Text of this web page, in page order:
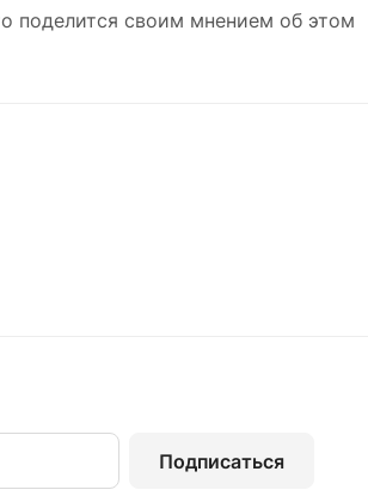
поделится своим мнением об этом
Подписаться